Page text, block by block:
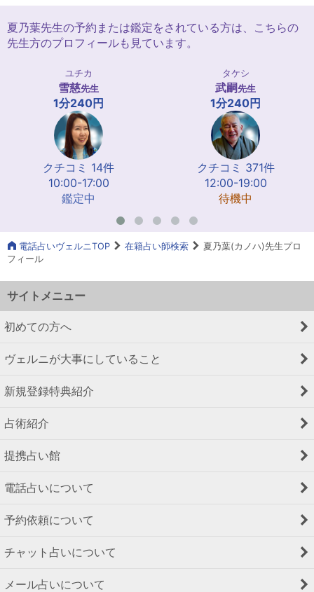
夏乃葉先生の予約または鑑定をされている方は、こちらの
先生方のプロフィールも見ています。
ユチカ
雪慈先生
1分240円
クチコミ 14件
10:00-17:00
鑑定中
タケシ
武嗣先生
1分240円
クチコミ 371件
12:00-19:00
待機中
電話占いヴェルニTOP 在籍占い師検索
夏乃葉(カノハ)先生プロ
フィール
サイトメニュー
初めての方へ
ヴェルニが大事にしていること
新規登録特典紹介
占術紹介
提携占い館
電話占いについて
予約依頼について
チャット占いについて
メール占いについて